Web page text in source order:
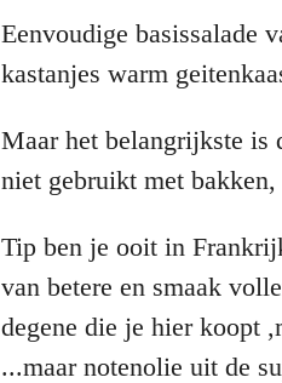
Eenvoudige basissalade
kastanjes warm
Maar het belangrijkste is
niet gebruikt met
Tip ben je ooit in
van betere en smaak
degene die je hier koopt
...maar notenolie uit de